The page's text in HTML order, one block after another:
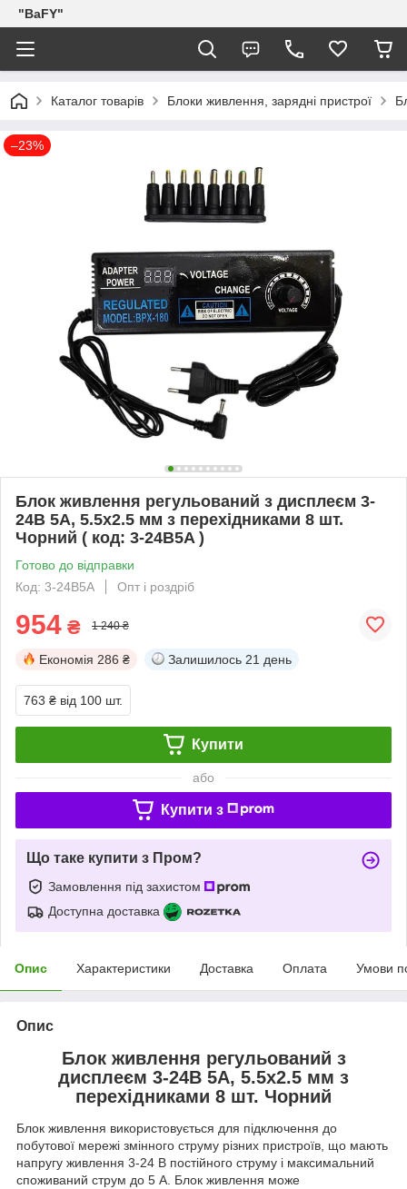
"BaFY"
Каталог товарів Блоки живлення, зарядні пристрої
–23%
Блок живлення регульований з дисплеєм 3-
24В 5А, 5.5x2.5 мм з перехідниками 8 шт.
Чорний ( код: 3-24B5A )
Готово до відправки
Код: 3-24B5A
Опт і роздріб
954 ₴ 1 240 ₴
Економія 286 ₴ Залишилось 21 день
763 ₴ від 100 шт.
Купити
або
Купити з
Що таке купити з Пром?
Замовлення під захистом
Доступна доставка
Опис Характеристики Доставка Оплата Умови
Опис
Блок живлення регульований з
дисплеєм 3-24В 5А, 5.5x2.5 мм з
перехідниками 8 шт. Чорний
Блок живлення використовується для підключення до
побутової мережі змінного струму різних пристроїв, що мають
напругу живлення 3-24 В постійного струму і максимальний
споживаний струм до 5 А. Блок живлення може